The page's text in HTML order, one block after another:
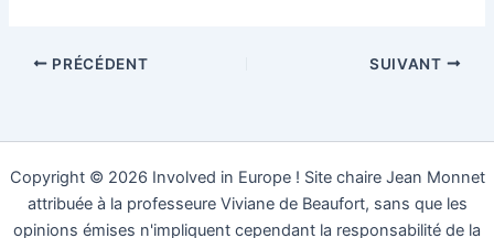
PRÉCÉDENT SUIVANT
Copyright © 2026 Involved in Europe ! Site chaire Jean Monnet
attribuée à la professeure Viviane de Beaufort, sans que les
opinions émises n'impliquent cependant la responsabilité de la